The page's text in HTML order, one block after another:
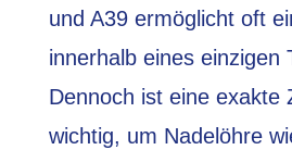
und A39 ermöglicht oft
innerhalb eines einzigen
Dennoch ist eine exakte
wichtig, um Nadelöhre